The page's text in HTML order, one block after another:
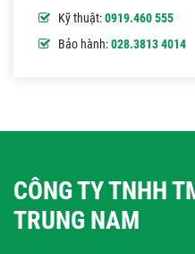
Kỹ thuật:0919.460 555
Bảo hành:028.3813 4014
CÔNG TY TNHH
TRUNG NAM